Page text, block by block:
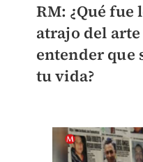
RM: ¿Qué
atrajo del
entender que
tu vida?